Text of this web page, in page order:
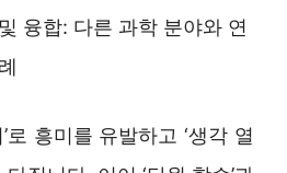
융합: 다른 과학 분야와 연
로 흥미를 유발하고 ‘생각 열